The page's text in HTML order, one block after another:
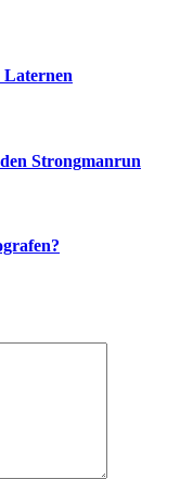
Laternen
Strongmanrun